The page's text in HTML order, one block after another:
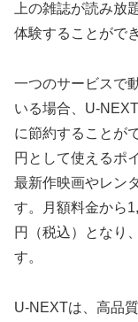
上の雑誌が読み放
体験することがで
一つのサービスで
いる場合、U-
に節約することが
円として使えるポ
最新作映画やレン
す。月額料金から
円（税込）となり
す。
U-NEXTは、高品